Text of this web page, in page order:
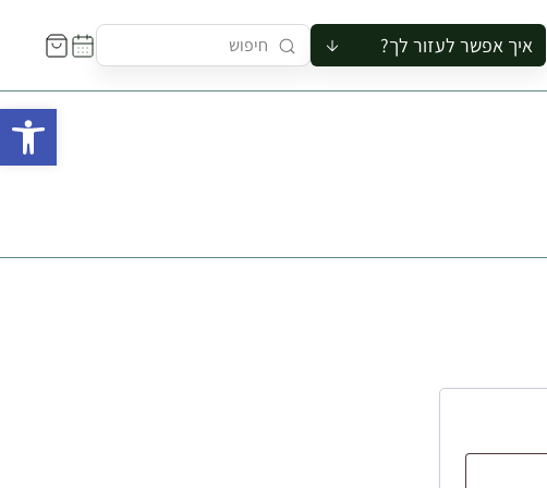
איך אפשר לעזור לך?
להזמין סיור לקבוצה
לתאם ביקור בצריף